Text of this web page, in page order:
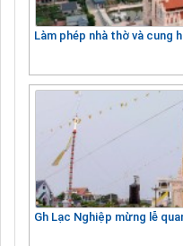
Làm phép nhà thờ và cung
Gh Lạc Nghiệp mừng lễ